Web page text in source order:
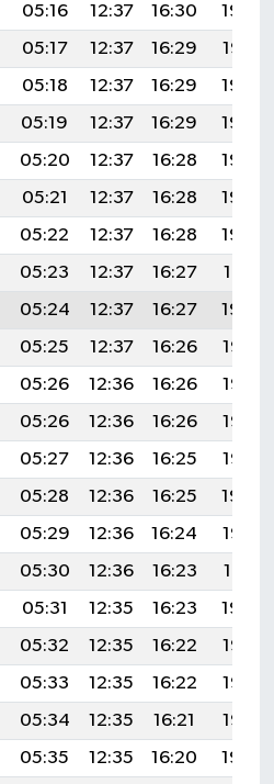
05:16 12:37 16:30
19:48
05:17 12:37 16:29
19:47
05:18 12:37 16:29
19:46
05:19 12:37 16:29
19:45
05:20 12:37 16:28
19:44
05:21 12:37 16:28
19:43
05:22 12:37 16:28
19:42
05:23 12:37 16:27
19:41
05:24 12:37 16:27
19:40
05:25 12:37 16:26
19:38
05:26 12:36 16:26
19:37
05:26 12:36 16:26
19:36
05:27 12:36 16:25
19:35
05:28 12:36 16:25
19:34
05:29 12:36 16:24
19:32
05:30 12:36 16:23
19:31
05:31 12:35 16:23
19:30
05:32 12:35 16:22
19:28
05:33 12:35 16:22
19:27
05:34 12:35 16:21
19:26
05:35 12:35 16:20
19:24